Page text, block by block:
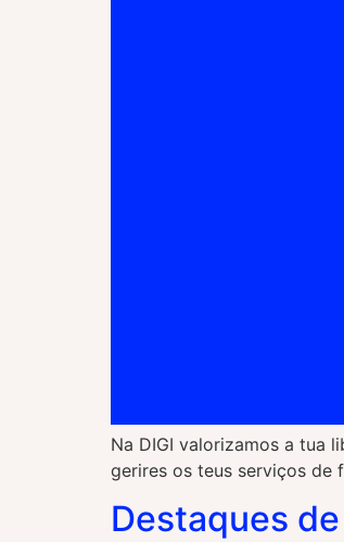
Na DIGI valorizamos a tua
gerires os teus serviços de
Destaques